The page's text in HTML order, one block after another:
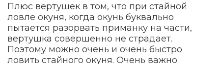
Плюс вертушек в том, что при стайной
ловле окуня, когда окунь буквально
пытается разорвать приманку на части,
вертушка совершенно не страдает.
Поэтому можно очень и очень быстро
ловить стайного окуня. Очень важно